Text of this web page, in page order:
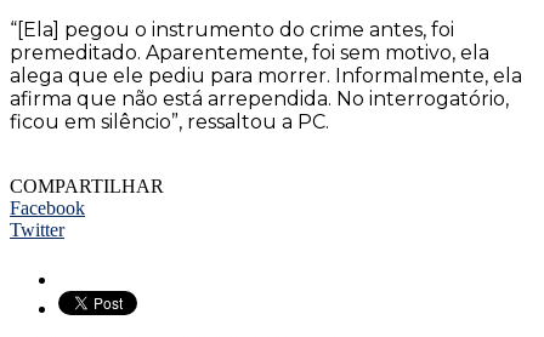
“[Ela] pegou o instrumento do crime antes, foi
premeditado. Aparentemente, foi sem motivo, ela
alega que ele pediu para morrer. Informalmente, ela
afirma que não está arrependida. No interrogatório,
ficou em silêncio”, ressaltou a PC.
COMPARTILHAR
Facebook
Twitter